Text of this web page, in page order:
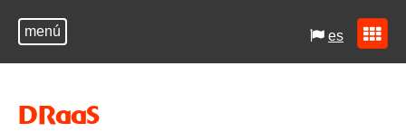
menú es
DRaaS